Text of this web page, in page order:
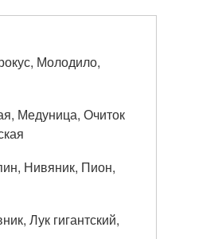
Молодило,
Медуница, Очиток
Нивяник, Пион,
Лук гигантский,